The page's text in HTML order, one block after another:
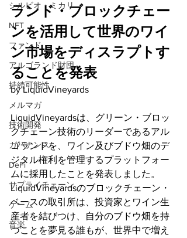
シルビオ・ミカリ
NFT
ファンド
アルゴランド財団
持続可能性
メルマガ
技術開発
ガバナンス
DeFi
サプライチェーン
ゲーム
音楽
ランド・ブロックチェー
ンを活用して世界のワイ
ン市場をディスラプトす
ることを発表
by LiquidVineyards
LiquidVineyardsは、グリーン・ブロッ
クチェーン技術のリーダーであるアル
ゴランドを、ワイン及びブドウ畑のデ
ジタル権利を管理するプラットフォー
ムに採用したことを発表しました。
LiquidVineyardsのブロックチェーン・
ベースの取引所は、投資家とワイン生
産者を結びつけ、自分のブドウ畑を持
つことを夢見る誰もが、世界中で増え